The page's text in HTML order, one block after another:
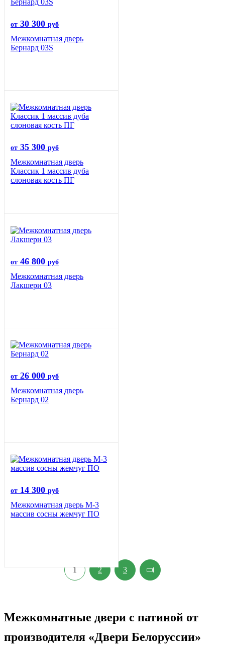
от 30 300 руб
Межкомнатная дверь
Бернард 03S
от 35 300 руб
Межкомнатная дверь
Классик 1 массив дуба
слоновая кость ПГ
от 46 800 руб
Межкомнатная дверь
Лакшери 03
от 26 000 руб
Межкомнатная дверь
Бернард 02
от 14 300 руб
Межкомнатная дверь М-3
массив сосны жемчуг ПО
1 2 3
Межкомнатные двери с патиной от
производителя «Двери Белоруссии»